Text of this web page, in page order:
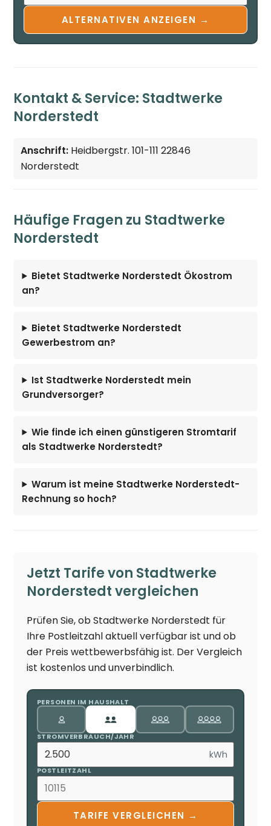
ALTERNATIVEN ANZEIGEN →
Kontakt & Service: Stadtwerke
Norderstedt
Anschrift: Heidbergstr. 101-111 22846
Norderstedt
Häufige Fragen zu Stadtwerke
Norderstedt
Bietet Stadtwerke Norderstedt Ökostrom
an?
Bietet Stadtwerke Norderstedt
Gewerbestrom an?
Ist Stadtwerke Norderstedt mein
Grundversorger?
Wie finde ich einen günstigeren Stromtarif
als Stadtwerke Norderstedt?
Warum ist meine Stadtwerke Norderstedt-
Rechnung so hoch?
Jetzt Tarife von Stadtwerke
Norderstedt vergleichen
Prüfen Sie, ob Stadtwerke Norderstedt für
Ihre Postleitzahl aktuell verfügbar ist und ob
der Preis wettbewerbsfähig ist. Der Vergleich
ist kostenlos und unverbindlich.
PERSONEN IM HAUSHALT
STROMVERBRAUCH/JAHR
kWh
POSTLEITZAHL
TARIFE VERGLEICHEN →